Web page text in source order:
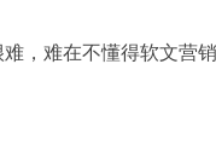
，难在不懂得软文营销